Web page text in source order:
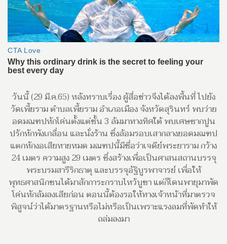
วันนี้ (29 มี.ค.65) หลังทราบเรื่อง ผู้สื่อข่าวจึงได้ลงพื้นที่ ไปยัง
วัดเพี้ยราม ตำบลเพี้ยราม อำเภอเมือง จังหวัดสุรินทร์ พบว่าย
อดมณฑปหักโค่นตั้งแต่ชั้น 3 ล้มมาทางทิศใต้ พบเศษซากปูน
ปรักหักพังเกลื่อน และนั่งร้าน ซึ่งล้อมรอบเสากลางยอดมณฑป
แตกหักงอเสียหายหมด มณฑปนี้มีชื่อว่าเจดีย์พระยาราม กว้าง
24 เมตร ความสูง 29 เมตร ซึ่งสร้างเพื่อเป็นศาสนสถานบรรจุ
พระบรมสารีริกธาตุ และบรรจุอัฐิบูรพาจารย์ เพื่อให้
พุทธศาสนิกชนได้มาสักการะกราบไหว้บูชา แต่ก็โดนพายุมาพัด
โค่นหักล้มลงเสียก่อน ตอนนี้ต้องรอให้ทางเจ้าหน้าที่มาตรวจ
พิสูจน์ว่าได้มาตรฐานหรือไม่หรือเป็นเพราะแรงลมที่พัดทำให้
ถล่มลงมา